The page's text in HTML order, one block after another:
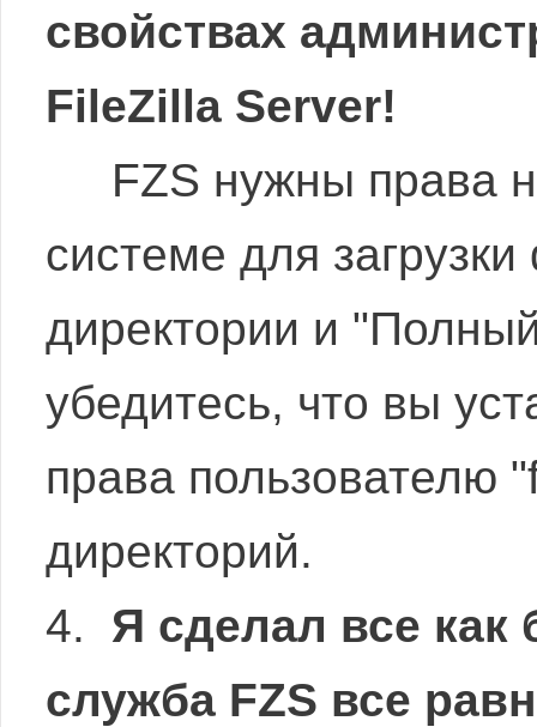
свойствах
FileZilla Server!
FZS нужны права
системе для
директории и
убедитесь, что вы
права пользователю
директорий.
4. Я сделал все
служба FZS все